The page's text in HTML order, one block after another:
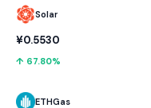
Solar
¥0.5530
↑ 67.80%
ETHGas